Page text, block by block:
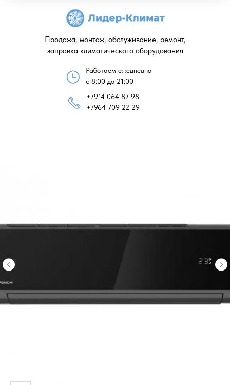
Работаем ежедневно
с 8:00 до 21:00
+7914 064 87 98
+7964 709 22 29
Продажа, монтаж, обслуживание, ремонт,
заправка климатического оборудования